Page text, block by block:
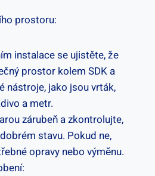
prostoru:
instalace se ujistěte, že
prostor kolem SDK a
nástroje, jako jsou vrták,
a metr.
zárubeň a zkontrolujte,
stavu. Pokud ne,
opravy nebo výměnu.